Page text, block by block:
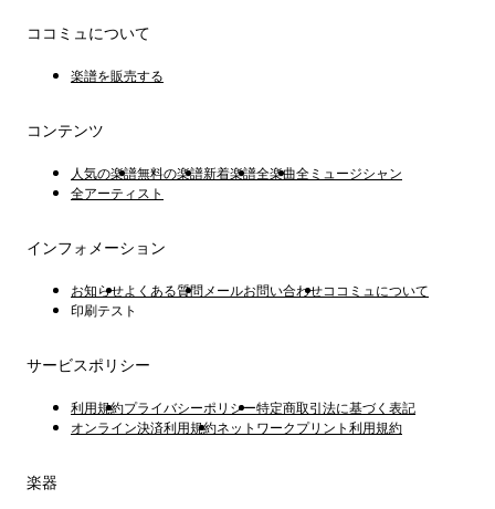
ココミュについて
楽譜を販売する
コンテンツ
人気の楽譜無料の楽譜新着楽譜全楽曲全ミュージシャン
全アーティスト
インフォメーション
お知らせよくある質問 メールお問い合わせココミュについて
印刷テスト
サービスポリシー
利用規約プライバシーポリシー特定商取引法に基づく表記
オンライン決済利用規約ネットワークプリント利用規約
楽器